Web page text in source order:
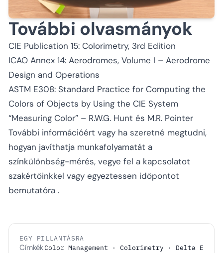
További olvasmányok
CIE Publication 15: Colorimetry, 3rd Edition
ICAO Annex 14: Aerodromes, Volume I – Aerodrome
Design and Operations
ASTM E308: Standard Practice for Computing the
Colors of Objects by Using the CIE System
“Measuring Color” – R.W.G. Hunt és M.R. Pointer
További információért vagy ha szeretné megtudni,
hogyan javíthatja munkafolyamatát a
színkülönbség-mérés, vegye fel a kapcsolatot
szakértőinkkel vagy egyeztessen időpontot
bemutatóra .
EGY PILLANTÁSRA
CímkékColor Management · Colorimetry · Delta E